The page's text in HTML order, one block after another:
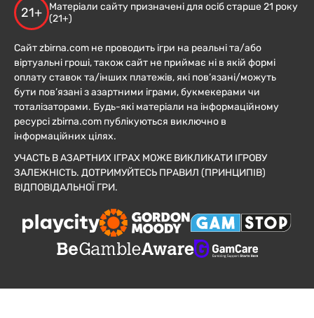
21+
Матеріали сайту призначені для осіб старше 21 року
(21+)
Сайт zbirna.com не проводить ігри на реальні та/або
віртуальні гроші, також сайт не приймає ні в якій формі
оплату ставок та/інших платежів, які пов’язані/можуть
бути пов’язані з азартними іграми, букмекерами чи
тоталізаторами. Будь-які матеріали на інформаційному
ресурсі zbirna.com публікуються виключно в
інформаційних цілях.
УЧАСТЬ В АЗАРТНИХ ІГРАХ МОЖЕ ВИКЛИКАТИ ІГРОВУ
ЗАЛЕЖНІСТЬ. ДОТРИМУЙТЕСЬ ПРАВИЛ (ПРИНЦИПІВ)
ВІДПОВІДАЛЬНОЇ ГРИ.